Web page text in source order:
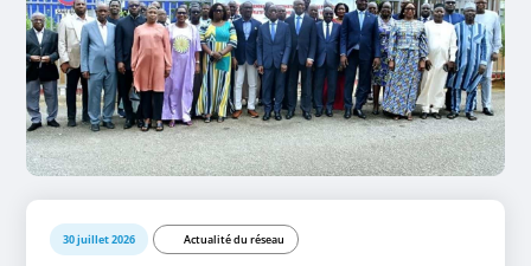
30 juillet 2026 Actualité du réseau